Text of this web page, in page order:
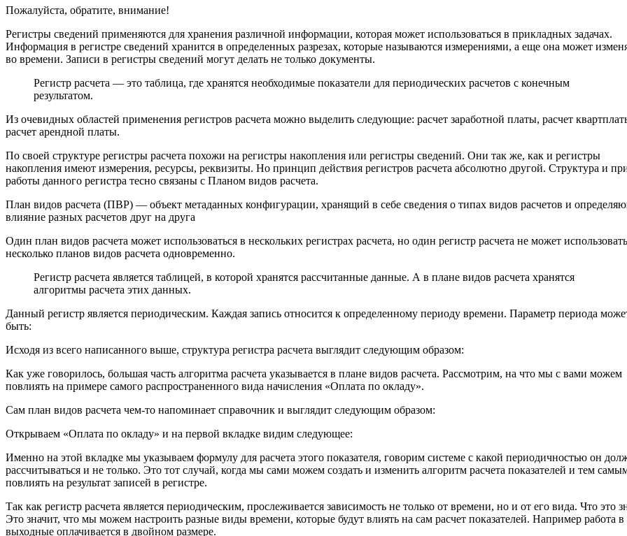
Пожалуйста, обратите, внимание!
Регистры сведений применяются для хранения различной информации, которая может использоваться в прикладных задачах.
Информация в регистре сведений хранится в определенных разрезах, которые называются измерениями, а еще она может
во времени. Записи в регистры сведений могут делать не только документы.
Регистр расчета — это таблица, где хранятся необходимые показатели для периодических расчетов с конечным
результатом.
Из очевидных областей применения регистров расчета можно выделить следующие: расчет заработной платы, расчет
расчет арендной платы.
По своей структуре регистры расчета похожи на регистры накопления или регистры сведений. Они так же, как и регистры
накопления имеют измерения, ресурсы, реквизиты. Но принцип действия регистров расчета абсолютно другой. Структура и
работы данного регистра тесно связаны с Планом видов расчета.
План видов расчета (ПВР) — объект метаданных конфигурации, хранящий в себе сведения о типах видов расчетов и
влияние разных расчетов друг на друга
Один план видов расчета может использоваться в нескольких регистрах расчета, но один регистр расчета не может использовать
несколько планов видов расчета одновременно.
Регистр расчета является таблицей, в которой хранятся рассчитанные данные. А в плане видов расчета хранятся
алгоритмы расчета этих данных.
Данный регистр является периодическим. Каждая запись относится к определенному периоду времени. Параметр периода
быть:
Исходя из всего написанного выше, структура регистра расчета выглядит следующим образом:
Как уже говорилось, большая часть алгоритма расчета указывается в плане видов расчета. Рассмотрим, на что мы с вами можем
повлиять на примере самого распространенного вида начисления «Оплата по окладу».
Сам план видов расчета чем-то напоминает справочник и выглядит следующим образом:
Открываем «Оплата по окладу» и на первой вкладке видим следующее:
Именно на этой вкладке мы указываем формулу для расчета этого показателя, говорим системе с какой периодичностью он
рассчитываться и не только. Это тот случай, когда мы сами можем создать и изменить алгоритм расчета показателей и тем
повлиять на результат записей в регистре.
Так как регистр расчета является периодическим, прослеживается зависимость не только от времени, но и от его вида. Что это
Это значит, что мы можем настроить разные виды времени, которые будут влиять на сам расчет показателей. Например работа в
выходные оплачивается в двойном размере.